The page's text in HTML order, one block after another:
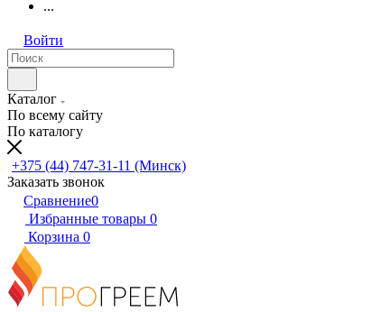
...
Войти
Каталог
По всему сайту
По каталогу
+375 (44) 747-31-11 (Минск)
Заказать звонок
Сравнение0
Избранные товары 0
Корзина 0